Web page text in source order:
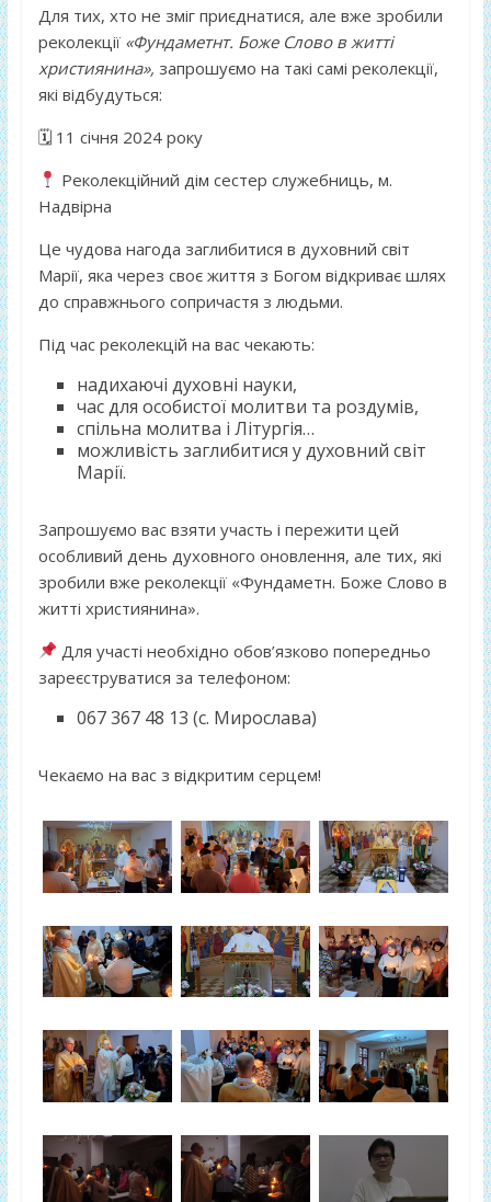
Для тих, хто не зміг приєднатися, але вже зробили
реколекції «Фундаметнт. Боже Слово в житті
християнина», запрошуємо на такі самі реколекції,
які відбудуться:
🗓 11 січня 2024 року
Реколекційний дім сестер служебниць, м.
Надвірна
Це чудова нагода заглибитися в духовний світ
Марії, яка через своє життя з Богом відкриває шлях
до справжнього сопричастя з людьми.
Під час реколекцій на вас чекають:
надихаючі духовні науки,
час для особистої молитви та роздумів,
спільна молитва і Літургія…
можливість заглибитися у духовний світ
Марії.
Запрошуємо вас взяти участь і пережити цей
особливий день духовного оновлення, але тих, які
зробили вже реколекції «Фундаметн. Боже Слово в
житті християнина».
Для участі необхідно обов’язково попередньо
зареєструватися за телефоном:
067 367 48 13 (с. Мирослава)
Чекаємо на вас з відкритим серцем!